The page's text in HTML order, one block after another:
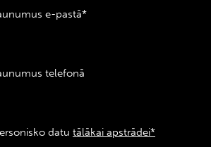
e-pastā*
telefonā
datu tālākai apstrādei*